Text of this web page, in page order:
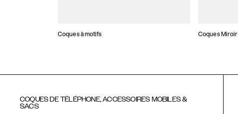
Coques à motifs Coques Miroir
COQUES DE TÉLÉPHONE, ACCESSOIRES MOBILES &
SACS